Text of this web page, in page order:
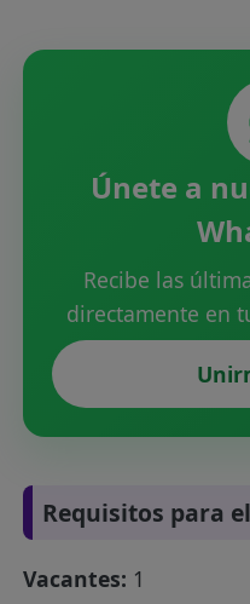
Únete a
Recibe las
directamente en
Requisitos para
Vacantes: 1